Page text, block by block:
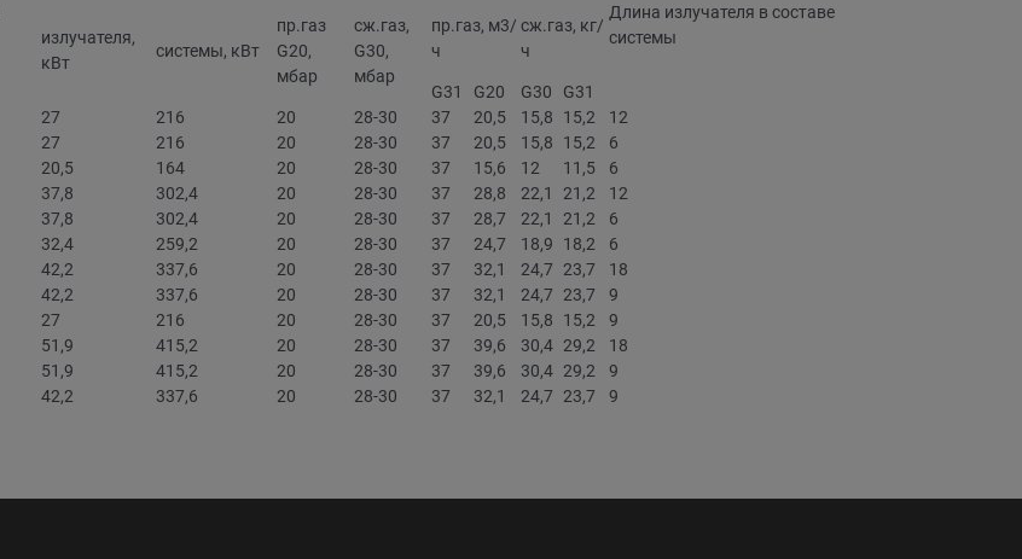
Длина излучателя в составе
системы
излучателя,
кВт
системы, кВт
пр.газ
G20,
мбар
сж.газ,
G30,
мбар
пр.газ, м3/
ч
сж.газ, кг/
ч
G31 G20 G30
G31
27 216 20 28-30 37 20,5 15,8 15,2
12
27 216 20 28-30 37 20,5 15,8 15,2
6
20,5 164 20 28-30 37 15,6 12 11,5
6
37,8 302,4 20 28-30 37 28,8 22,1 21,2
12
37,8 302,4 20 28-30 37 28,7 22,1 21,2
6
32,4 259,2 20 28-30 37 24,7 18,9 18,2
6
42,2 337,6 20 28-30 37 32,1 24,7 23,7
18
42,2 337,6 20 28-30 37 32,1 24,7 23,7
9
27 216 20 28-30 37 20,5 15,8 15,2
9
51,9 415,2 20 28-30 37 39,6 30,4 29,2
18
51,9 415,2 20 28-30 37 39,6 30,4 29,2
9
42,2 337,6 20 28-30 37 32,1 24,7 23,7 9